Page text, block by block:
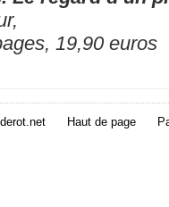
19,90 euros
Haut de page